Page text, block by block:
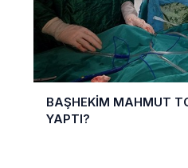
BAŞHEKİM MAHMUT
YAPTI?